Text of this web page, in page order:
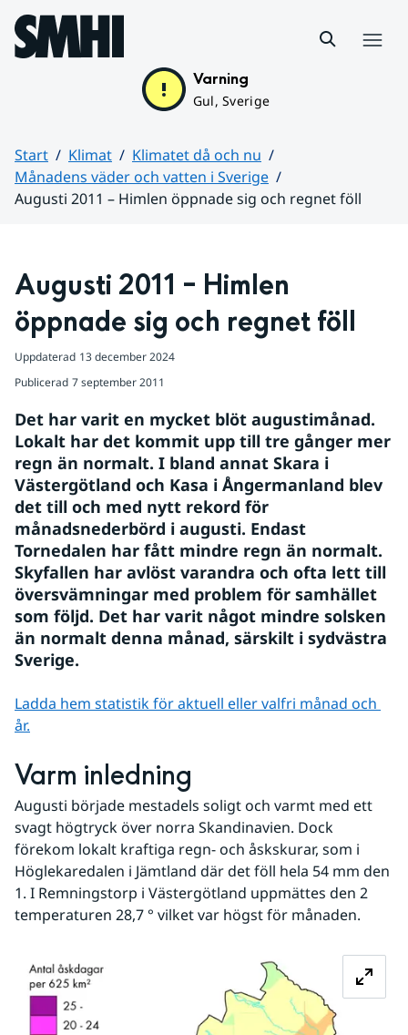
Hoppa till sidans innehåll
Varning
Gul, Sverige
Start Klimat
Klimatet då och nu
Månadens väder och vatten i Sverige
Augusti 2011 – Himlen öppnade sig och regnet föll
Augusti 2011 – Himlen
öppnade sig och regnet föll
Uppdaterad 13 december 2024
Publicerad 7 september 2011
Det har varit en mycket blöt augustimånad.
Lokalt har det kommit upp till tre gånger mer
regn än normalt. I bland annat Skara i
Västergötland och Kasa i Ångermanland blev
det till och med nytt rekord för
månadsnederbörd i augusti. Endast
Tornedalen har fått mindre regn än normalt.
Skyfallen har avlöst varandra och ofta lett till
översvämningar med problem för samhället
som följd. Det har varit något mindre solsken
än normalt denna månad, särskilt i sydvästra
Sverige.
Ladda hem statistik för aktuell eller valfri månad och
år.
Varm inledning
Augusti började mestadels soligt och varmt med ett
svagt högtryck över norra Skandinavien. Dock
förekom lokalt kraftiga regn- och åskskurar, som i
Höglekaredalen i Jämtland där det föll hela 54 mm den
1. I Remningstorp i Västergötland uppmättes den 2
temperaturen 28,7 ° vilket var högst för månaden.